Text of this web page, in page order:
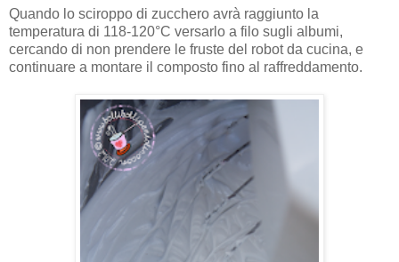
Quando lo sciroppo di zucchero avrà raggiunto la
temperatura di 118-120°C versarlo a filo sugli albumi,
cercando di non prendere le fruste del robot da cucina, e
continuare a montare il composto fino al raffreddamento.